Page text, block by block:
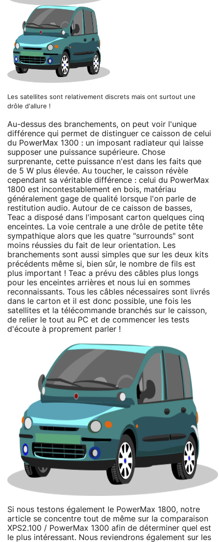
Les satellites sont relativement discrets mais ont surtout une
drôle d'allure !
Au-dessus des branchements, on peut voir l'unique
différence qui permet de distinguer ce caisson de celui
du PowerMax 1300 : un imposant radiateur qui laisse
supposer une puissance supérieure. Chose
surprenante, cette puissance n'est dans les faits que
de 5 W plus élevée. Au toucher, le caisson révèle
cependant sa véritable différence : celui du PowerMax
1800 est incontestablement en bois, matériau
généralement gage de qualité lorsque l'on parle de
restitution audio. Autour de ce caisson de basses,
Teac a disposé dans l'imposant carton quelques cinq
enceintes. La voie centrale a une drôle de petite tête
sympathique alors que les quatre "surrounds" sont
moins réussies du fait de leur orientation. Les
branchements sont aussi simples que sur les deux kits
précédents même si, bien sûr, le nombre de fils est
plus important ! Teac a prévu des câbles plus longs
pour les enceintes arrières et nous lui en sommes
reconnaissants. Tous les câbles nécessaires sont livrés
dans le carton et il est donc possible, une fois les
satellites et la télécommande branchés sur le caisson,
de relier le tout au PC et de commencer les tests
d'écoute à proprement parler !
Si nous testons également le PowerMax 1800, notre
article se concentre tout de même sur la comparaison
XPS2.100 / PowerMax 1300 afin de déterminer quel est
le plus intéressant. Nous reviendrons également sur les